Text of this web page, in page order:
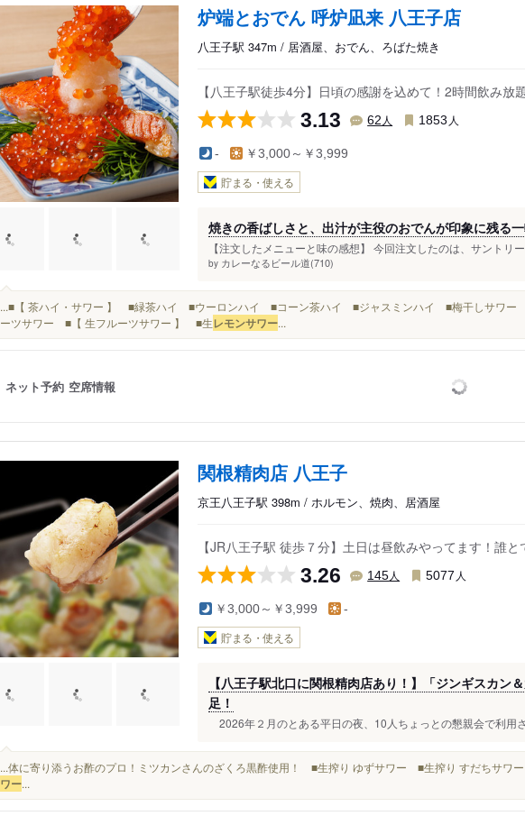
炉端とおでん 呼炉凪来 八王子店
八王子駅 347m / 居酒屋、おでん、ろばた焼き
【八王子駅徒歩4分】日頃の感謝を込めて！2時間飲み
3.13 62 人 1853 人
- ￥3,000～￥3,999
貯まる・使える
焼きの香ばしさと、出汁が主役のおでんが印象に残る
【注文したメニューと味の感想】 今回注文したのは、サントリ
by カレーなるビール道(710)
...■【 茶ハイ・サワー 】 ■緑茶ハイ ■ウーロンハイ ■コーン茶ハイ ■ジャスミンハイ ■梅干しサワ
ーツサワー ■【 生フルーツサワー 】 ■生レモンサワー...
ネット予約 空席情報
関根精肉店 八王子
京王八王子駅 398m / ホルモン、焼肉、居酒屋
【JR八王子駅 徒歩７分】土日は昼飲みやってます！誰
3.26 145人 5077 人
￥3,000～￥3,999 -
貯まる・使える
【八王子駅北口に関根精肉店あり！】「ジンギスカン
足！
2026年２月のとある平日の夜、10人ちょっとの懇親会で利
...体に寄り添うお酢のプロ！ミツカンさんのざくろ黒酢使用！ ■生搾り ゆずサワー ■生搾り すだちサワ
ワー...